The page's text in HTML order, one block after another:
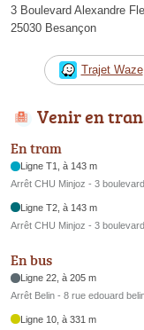
3 Boulevard Alexandre
25030 Besançon
Trajet Waze
Venir en
En tram
Ligne T1, à 143 m
Arrêt CHU Minjoz - 3
Ligne T2, à 143 m
Arrêt CHU Minjoz - 3
En bus
Ligne 22, à 205 m
Arrêt Belin - 8 rue edouard
Ligne 10, à 331 m